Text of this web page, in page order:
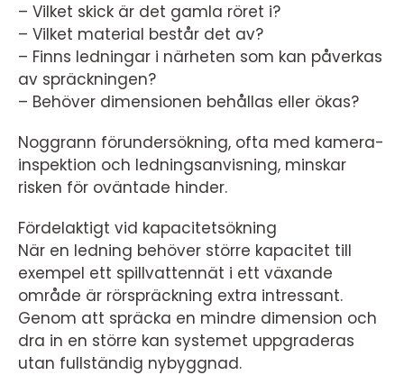
– Vilket skick är det gamla röret i?
– Vilket material består det av?
– Finns ledningar i närheten som kan påverkas
av spräckningen?
– Behöver dimensionen behållas eller ökas?
Noggrann förundersökning, ofta med kamera-
inspektion och ledningsanvisning, minskar
risken för oväntade hinder.
Fördelaktigt vid kapacitetsökning
När en ledning behöver större kapacitet till
exempel ett spillvattennät i ett växande
område är rörspräckning extra intressant.
Genom att spräcka en mindre dimension och
dra in en större kan systemet uppgraderas
utan fullständig nybyggnad.